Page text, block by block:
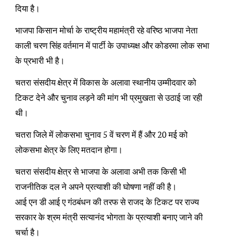
दिया है।
भाजपा किसान मोर्चा के राष्ट्रीय महामंत्री रहे वरिष्ठ भाजपा नेता
काली चरण सिंह वर्तमान में पार्टी के उपाध्यक्ष और कोडरमा लोक सभा
के प्रभारी भी है।
चतरा संसदीय क्षेत्र में विकास के अलावा स्थानीय उम्मीदवार को
टिकट देने और चुनाव लड़ने की मांग भी प्रमुखता से उठाई जा रही
थी।
चतरा जिले में लोकसभा चुनाव 5 वें चरण में हैं और 20 मई को
लोकसभा क्षेत्र के लिए मतदान होगा।
चतरा संसदीय क्षेत्र से भाजपा के अलावा अभी तक किसी भी
राजनीतिक दल ने अपने प्रत्याशी की घोषणा नहीं की है।
आई एन डी आई ए गंठबंधन की तरफ से राजद के टिकट पर राज्य
सरकार के श्रम मंत्री सत्यानंद भोगता के प्रत्याशी बनाए जाने की
चर्चा है।